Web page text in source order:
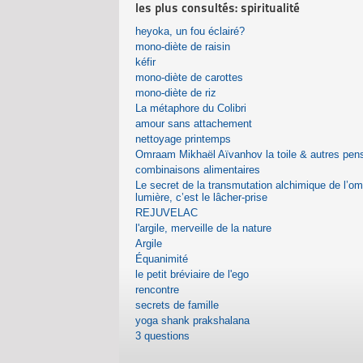
les plus consultés: spiritualité
heyoka, un fou éclairé?
mono-diète de raisin
kéfir
mono-diète de carottes
mono-diète de riz
La métaphore du Colibri
amour sans attachement
nettoyage printemps
Omraam Mikhaël Aïvanhov la toile & autres
combinaisons alimentaires
Le secret de la transmutation alchimique de
lumière, c’est le lâcher-prise
REJUVELAC
l'argile, merveille de la nature
Argile
Équanimité
le petit bréviaire de l'ego
rencontre
secrets de famille
yoga shank prakshalana
3 questions